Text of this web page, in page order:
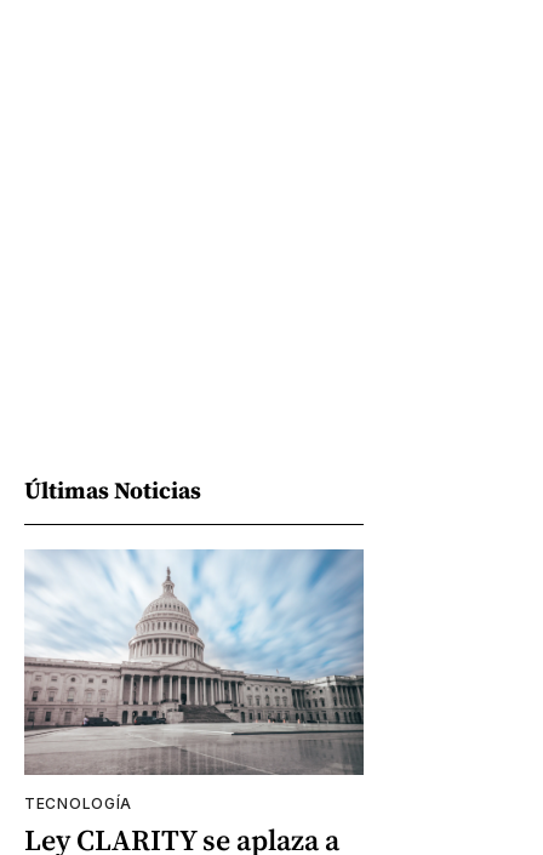
Últimas Noticias
TECNOLOGÍA
Ley CLARITY se aplaza a